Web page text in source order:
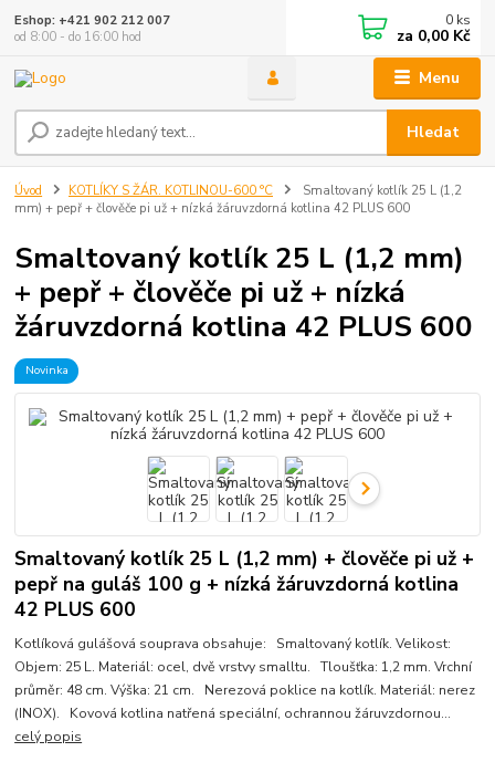
Menu
Hledat
Eshop: +421 902 212 007
od 8:00 - do 16:00 hod
0 ks
za 0,00 Kč
Úvod KOTLÍKY S ŽÁR. KOTLINOU-600 °C
Smaltovaný kotlík 25 L (1,2
mm) + pepř + člověče pi už + nízká žáruvzdorná kotlina 42 PLUS 600
Smaltovaný kotlík 25 L (1,2 mm)
+ pepř + člověče pi už + nízká
žáruvzdorná kotlina 42 PLUS 600
Novinka
Smaltovaný kotlík 25 L (1,2 mm) + člověče pi už +
pepř na guláš 100 g + nízká žáruvzdorná kotlina
42 PLUS 600
Kotlíková gulášová souprava obsahuje: Smaltovaný kotlík. Velikost:
Objem: 25 L. Materiál: ocel, dvě vrstvy smalltu. Tloušťka: 1,2 mm. Vrchní
průměr: 48 cm. Výška: 21 cm. Nerezová poklice na kotlík. Materiál: nerez
(INOX). Kovová kotlina natřená speciální, ochrannou žáruvzdornou...
celý popis